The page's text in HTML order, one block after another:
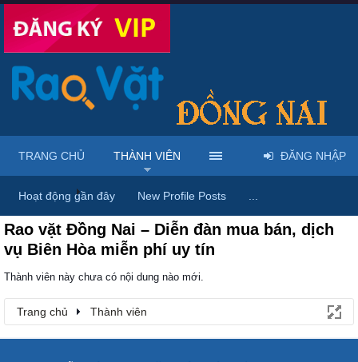
Trang chủ Thành viên
Rao vặt Đồng Nai – Diễn đàn mua bán, dịch
vụ Biên Hòa miễn phí uy tín
Thành viên này chưa có nội dung nào mới.
Trang chủ Thành viên
TRANG CHỦ THÀNH VIÊN
Hoạt động gần đây New Profile Posts
ĐĂNG NHẬP